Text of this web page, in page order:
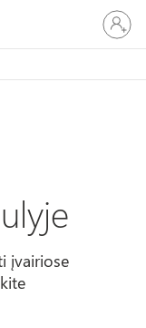
prie
įvairiose